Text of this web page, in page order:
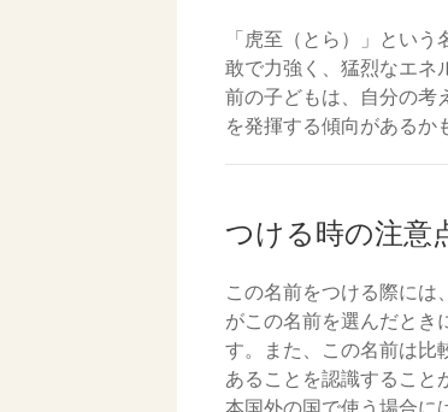
「虎至（とら）」とい
敢で力強く、猛烈なエネ
前の子どもは、自分の考
を発揮する傾向があるか
つける時の注意
この名前をつける際には
がこの名前を選んだとき
す。また、この名前は比
あることを認識すること